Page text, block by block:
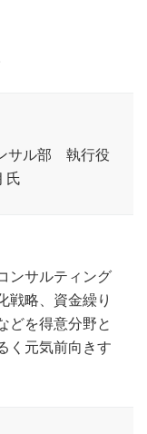
サル部 執行役
氏
ンサルティング
戦略、資金繰り
どを得意分野と
く元気前向きす